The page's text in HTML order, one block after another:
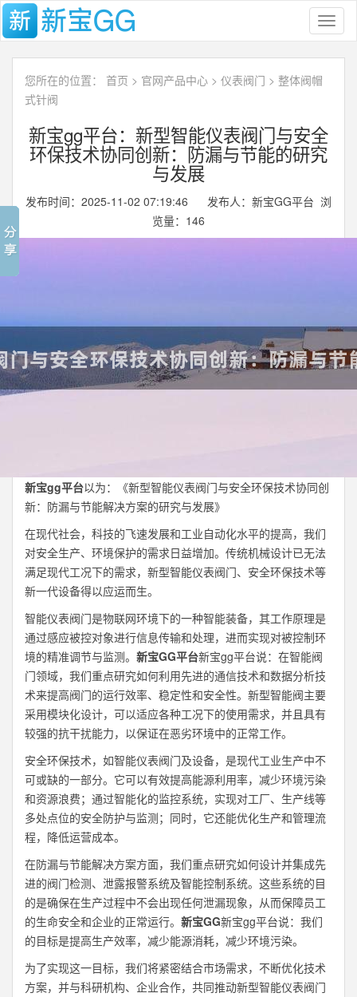
您所在的位置： 首页 > 官网产品中心 > 仪表阀门 > 整体阀帽
式针阀
新宝gg平台：新型智能仪表阀门与安全
环保技术协同创新：防漏与节能的研究
与发展
发布时间：2025-11-02 07:19:46 发布人：新宝GG平台 浏
览量： 146
新宝gg平台以为：《新型智能仪表阀门与安全环保技术协同创
新：防漏与节能解决方案的研究与发展》
在现代社会，科技的飞速发展和工业自动化水平的提高，我们
对安全生产、环境保护的需求日益增加。传统机械设计已无法
满足现代工况下的需求，新型智能仪表阀门、安全环保技术等
新一代设备得以应运而生。
智能仪表阀门是物联网环境下的一种智能装备，其工作原理是
通过感应被控对象进行信息传输和处理，进而实现对被控制环
境的精准调节与监测。 新宝GG平台新宝gg平台说：在智能阀
门领域，我们重点研究如何利用先进的通信技术和数据分析技
术来提高阀门的运行效率、稳定性和安全性。新型智能阀主要
采用模块化设计，可以适应各种工况下的使用需求，并且具有
较强的抗干扰能力，以保证在恶劣环境中的正常工作。
安全环保技术，如智能仪表阀门及设备，是现代工业生产中不
可或缺的一部分。它可以有效提高能源利用率，减少环境污染
和资源浪费；通过智能化的监控系统，实现对工厂、生产线等
多处点位的安全防护与监测；同时，它还能优化生产和管理流
程，降低运营成本。
在防漏与节能解决方案方面，我们重点研究如何设计并集成先
进的阀门检测、泄露报警系统及智能控制系统。这些系统的目
的是确保在生产过程中不会出现任何泄漏现象，从而保障员工
的生命安全和企业的正常运行。 新宝GG新宝gg平台说：我们
的目标是提高生产效率，减少能源消耗，减少环境污染。
为了实现这一目标，我们将紧密结合市场需求，不断优化技术
方案，并与科研机构、企业合作，共同推动新型智能仪表阀门